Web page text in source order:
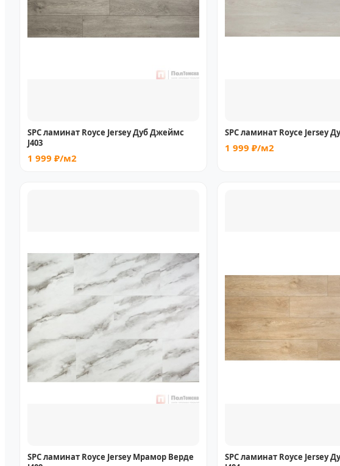
SPC ламинат Royce Jersey Дуб Джеймс
J403
1 999 ₽/м2
SPC ламинат Royce Jersey
1 999 ₽/м2
SPC ламинат Royce Jersey Мрамор Верде
SPC ламинат Royce Jersey